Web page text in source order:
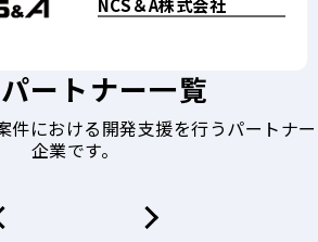
株式会社NTC
キーウェアソリューショ
ンズ
CS
株式会社システムズ
株式会社DTS
ン太田昭和
株式会社フォーカスシス
テムズ
ンサルティング
ートナー一覧
件における開発支援を行うパートナー
企業です。